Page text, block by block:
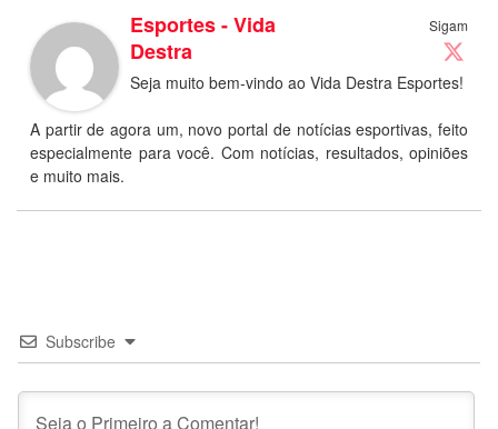
Sigam
Esportes - Vida
Destra
Seja muito bem-vindo ao Vida Destra Esportes!
A partir de agora um, novo portal de notícias esportivas, feito
especialmente para você. Com notícias, resultados, opiniões
e muito mais.
Subscribe